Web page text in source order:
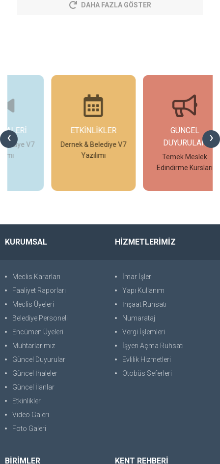
DAHA FAZLA GÖSTER
‹ ›
ETKİNLİKLER
Dernek & Belediye V7
DUYURULAR
Temek Meslek
Edindirme Kursları
KURUMSAL
Meclis Kararları
Faaliyet Raporları
Meclis Üyeleri
Belediye Personeli
Encümen Üyeleri
Muhtarlarımız
Güncel Duyurular
Güncel İhaleler
Güncel İlanlar
Etkinlikler
Video Galeri
Foto Galeri
HİZMETLERİMİZ
İmar İşleri
Yapı Kullanım
İnşaat Ruhsatı
Numarataj
Vergi İşlemleri
İşyeri Açma Ruhsatı
Evlilik Hizmetleri
Otobüs Seferleri
BİRİMLER KENT REHBERİ